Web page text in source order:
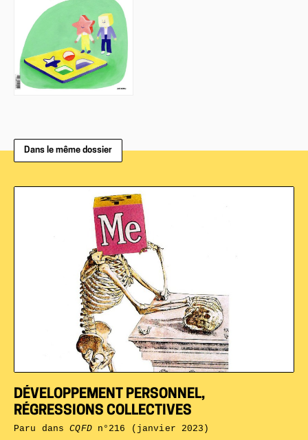
Dans le même dossier
DÉVELOPPEMENT PERSONNEL,
RÉGRESSIONS COLLECTIVES
Paru dansCQFDn°216 (janvier 2023)